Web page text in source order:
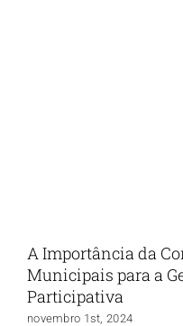
A Importância da
Municipais para a
Participativa
novembro 1st, 2024